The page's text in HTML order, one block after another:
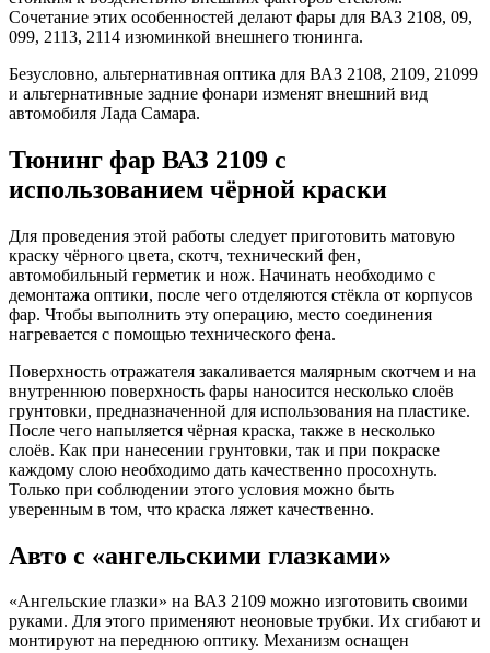
Сочетание этих особенностей делают фары для ВАЗ 2108, 09,
099, 2113, 2114 изюминкой внешнего тюнинга.
Безусловно, альтернативная оптика для ВАЗ 2108, 2109, 21099
и альтернативные задние фонари изменят внешний вид
автомобиля Лада Самара.
Тюнинг фар ВАЗ 2109 с
использованием чёрной краски
Для проведения этой работы следует приготовить матовую
краску чёрного цвета, скотч, технический фен,
автомобильный герметик и нож. Начинать необходимо с
демонтажа оптики, после чего отделяются стёкла от корпусов
фар. Чтобы выполнить эту операцию, место соединения
нагревается с помощью технического фена.
Поверхность отражателя закаливается малярным скотчем и на
внутреннюю поверхность фары наносится несколько слоёв
грунтовки, предназначенной для использования на пластике.
После чего напыляется чёрная краска, также в несколько
слоёв. Как при нанесении грунтовки, так и при покраске
каждому слою необходимо дать качественно просохнуть.
Только при соблюдении этого условия можно быть
уверенным в том, что краска ляжет качественно.
Авто с «ангельскими глазками»
«Ангельские глазки» на ВАЗ 2109 можно изготовить своими
руками. Для этого применяют неоновые трубки. Их сгибают и
монтируют на переднюю оптику. Механизм оснащен